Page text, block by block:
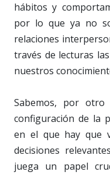
hábitos y
por lo que ya no
relaciones
través de lecturas
nuestros
Sabemos, por
configuración de la
en el que hay que
decisiones
juega un papel